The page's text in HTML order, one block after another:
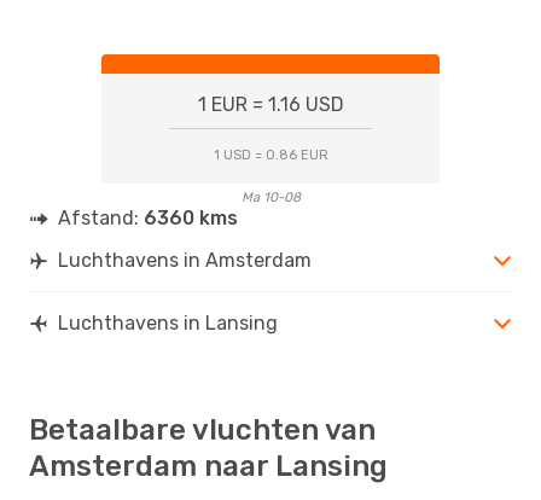
1 EUR = 1.16 USD
1 USD = 0.86 EUR
Ma 10-08
Afstand: 6360 kms
Luchthavens in Amsterdam
Luchthavens in Lansing
Betaalbare vluchten van
Amsterdam naar Lansing